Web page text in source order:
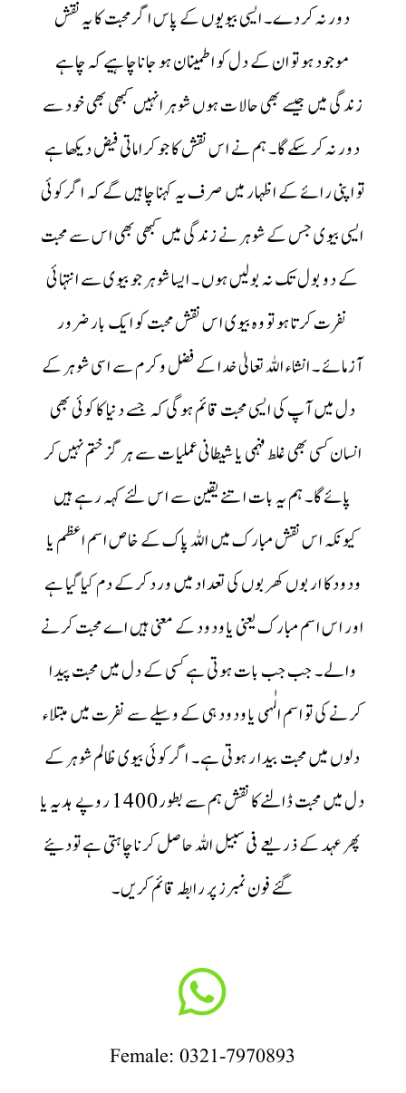
دور نہ کردے۔ ایسی بیویوں کے پاس اگر محبت کا یہ نقش
موجود ہو تو ان کے دل کو اطمینان ہو جانا چاہیے کہ چاہے
زندگی میں جیسے بھی حالات ہوں شوہر انہیں کبھی بھی خود سے
دور نہ کر سکے گا۔ ہم نے اس نقش کا جو کراماتی فیض دیکھا ہے
تو اپنی رائے کے اظہار میں صرف یہ کہنا چاہیں گے کہ اگر کوئی
ایسی بیوی جس کے شوہر نے زندگی میں کبھی بھی اس سے محبت
کے دو بول تک نہ بولیں ہوں ۔ ایسا شوہر جو بیوی سے انتہائی
نفرت کرتا ہو تو وہ بیوی اس نقش محبت کو ایک بار ضرور
آزمائے ۔ انشاء اللہ تعالیٰ خدا کے فضل و کرم سے اسی شوہر کے
دل میں آپ کی ایسی محبت قائم ہوگی کہ جسے دنیا کا کوئی بھی
انسان کسی بھی غلط فہمی یا شیطانی عملیات سے ہر گز ختم نہیں کر
پائے گا۔ ہم یہ بات اتنے یقین سے اس لئے کہہ رہے ہیں
کیونکہ اس نقش مبارک میں اللہ پاک کے خاص اسم اعظم یا
ودودکا اربوں کھربوں کی تعداد میں ورد کرکے دم کیا گیا ہے
اور اس اسم مبارک یعنی یا ودود کے معنی ہیں اے محبت کرنے
والے۔ جب جب بات ہوتی ہے کسی کے دل میں محبت پیدا
کرنے کی تو اسم الٰہی یا ودود ہی کے وسیلے سے نفرت میں مبتلاء
دلوں میں محبت بیدا ر ہوتی ہے۔ اگر کوئی بیوی ظالم شوہر کے
دل میں محبت ڈالنےکا نقش ہم سے بطور1400 روپے ہدیہ یا
پھر عہد کے ذریعے فی سبیل اللہ حاصل کرنا چاہتی ہے تودئیے
گئے فون نمبرز پر رابطہ قائم کریں۔

Female: 0321-7970893